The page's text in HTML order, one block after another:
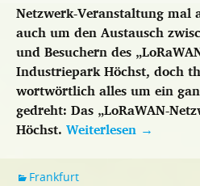
Netzwerk-Veranstaltung mal
auch um den Austausch
und Besuchern des
Industriepark Höchst, doch
wortwörtlich alles um ein
gedreht: Das „LoRaWAN-
Höchst. Weiterlesen →
Frankfurt